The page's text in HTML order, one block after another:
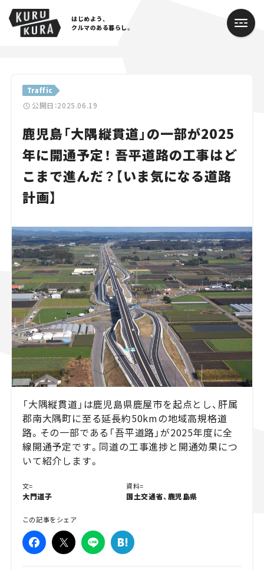
はじめよう、
クルマのある暮らし。
Traffic
公開日：2025.06.19
鹿児島「大隅縦貫道」の一部が2025
年に開通予定！ 吾平道路の工事はど
こまで進んだ？【いま気になる道路
計画】
「大隅縦貫道」は鹿児島県鹿屋市を起点とし、肝属
郡南大隅町に至る延長約50kmの地域高規格道
路。その一部である「吾平道路」が2025年度に全
線開通予定です。同道の工事進捗と開通効果につ
いて紹介します。
文=
大門道子
資料=
国土交通省、鹿児島県
この記事をシェア
Cars
Lifestyle
Traffic
Special
Campaign
人気のハッシュタグ
スズキ ジムニー｜Suzuki Jimny
スズキ｜Suzuki
マツダ｜Mazda
マツダ ロードスター｜Mazda Roadster